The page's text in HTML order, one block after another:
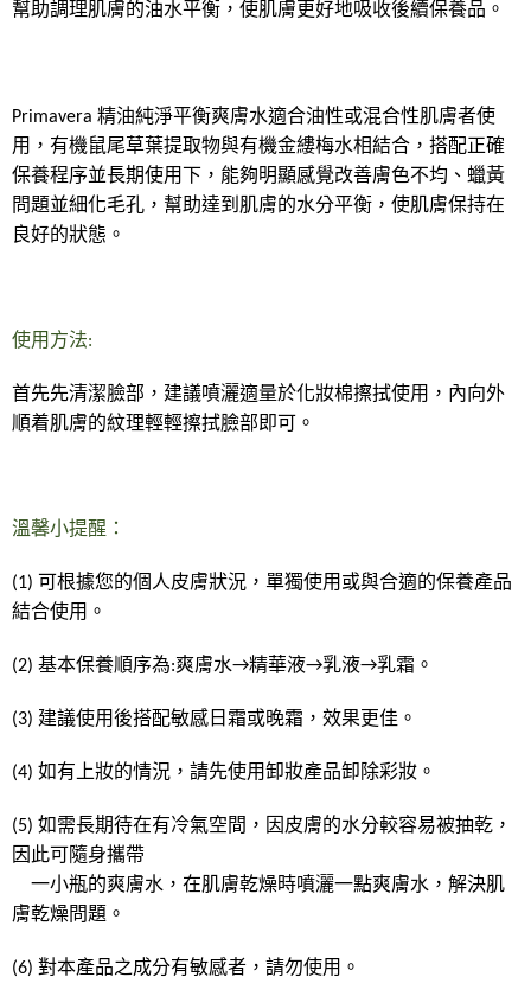
運送方式
全家純取貨 (先付款
每筆NT$80，滿NT$999(含以上)免運費
7-11取貨付款
每筆NT$80，滿NT$999(含以上)免運費
宅配
每筆NT$100，滿NT$999(含以上)免運費
離島宅配（澎湖、金門、馬祖、小琉球）
免運費
幫助調理肌膚的油水平衡，使肌膚更好地吸收後續保養品。
Primavera 精油純淨平衡爽膚水適合油性或混合性肌膚者使
用，有機鼠尾草葉提取物與有機金縷梅水相結合，搭配正確
保養程序並長期使用下，能夠明顯感覺改善膚色不均、蠟黃
問題並細化毛孔，幫助達到肌膚的水分平衡，使肌膚保持在
良好的狀態。
使用方法:
首先先清潔臉部，建議噴灑適量於化妝棉擦拭使用，內向外
順着肌膚的紋理輕輕擦拭臉部即可。
溫馨小提醒：
(1) 可根據您的個人皮膚狀況，單獨使用或與合適的保養產品
結合使用。
(2) 基本保養順序為:爽膚水→精華液→乳液→乳霜。
(3) 建議使用後搭配敏感日霜或晚霜，效果更佳。
(4) 如有上妝的情況，請先使用卸妝產品卸除彩妝。
(5) 如需長期待在有冷氣空間，因皮膚的水分較容易被抽乾，
因此可隨身攜帶
一小瓶的爽膚水，在肌膚乾燥時噴灑一點爽膚水，解決肌
膚乾燥問題。
(6) 對本產品之成分有敏感者，請勿使用。